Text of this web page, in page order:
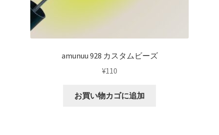
amunuu 928 カスタムビーズ
¥110
お買い物カゴに追加